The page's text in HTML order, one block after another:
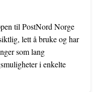
til PostNord Norge
lett å bruke og har
som lang
i enkelte